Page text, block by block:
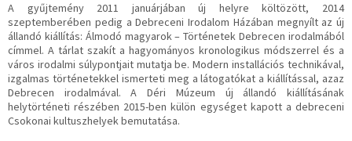
A gyűjtemény 2011 januárjában új helyre költözött, 2014
szeptemberében pedig a Debreceni Irodalom Házában megnyílt az új
állandó kiállítás: Álmodó magyarok – Történetek Debrecen irodalmából
címmel. A tárlat szakít a hagyományos kronologikus módszerrel és a
város irodalmi súlypontjait mutatja be. Modern installációs technikával,
izgalmas történetekkel ismerteti meg a látogatókat a kiállítással, azaz
Debrecen irodalmával. A Déri Múzeum új állandó kiállításának
helytörténeti részében 2015-ben külön egységet kapott a debreceni
Csokonai kultuszhelyek bemutatása.